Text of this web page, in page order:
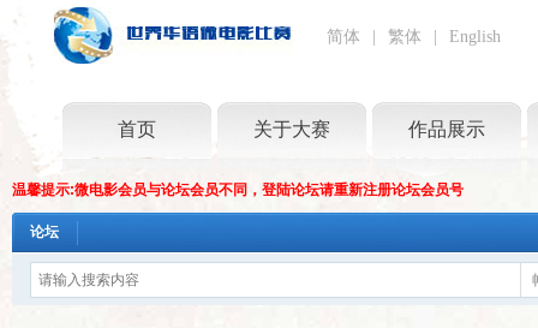
简体 繁体 English
首页 关于大赛 作品展示
温馨提示:微电影会员与论坛会员不同，登陆论坛请重新注册论坛会员号
论坛